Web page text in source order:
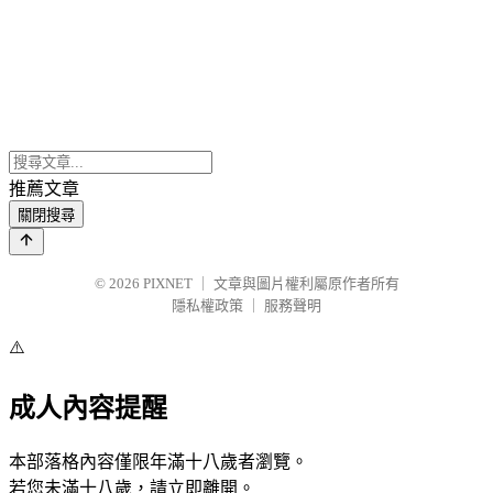
推薦文章
關閉搜尋
© 2026 PIXNET
文章與圖片權利屬原作者所有
隱私權政策
服務聲明
⚠️
成人內容提醒
本部落格內容僅限年滿十八歲者瀏覽。
若您未滿十八歲，請立即離開。